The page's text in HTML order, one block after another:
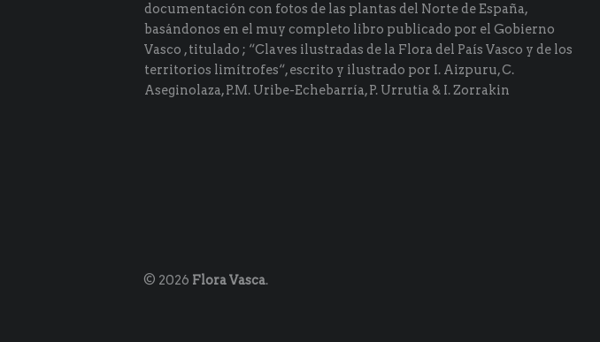
documentación con fotos de las plantas del Norte de España,
basándonos en el muy completo libro publicado por el Gobierno
Vasco , titulado ; “Claves ilustradas de la Flora del País Vasco y de los
territorios limítrofes“, escrito y ilustrado por I. Aizpuru, C.
Aseginolaza, P.M. Uribe-Echebarría, P. Urrutia & I. Zorrakin
© 2026 Flora Vasca.